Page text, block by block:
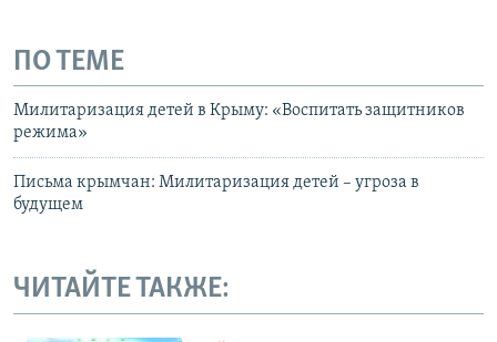
ПО ТЕМЕ
Милитаризация детей в Крыму: «Воспитать защитников
режима»
Письма крымчан: Милитаризация детей – угроза в
будущем
ЧИТАЙТЕ ТАКЖЕ: